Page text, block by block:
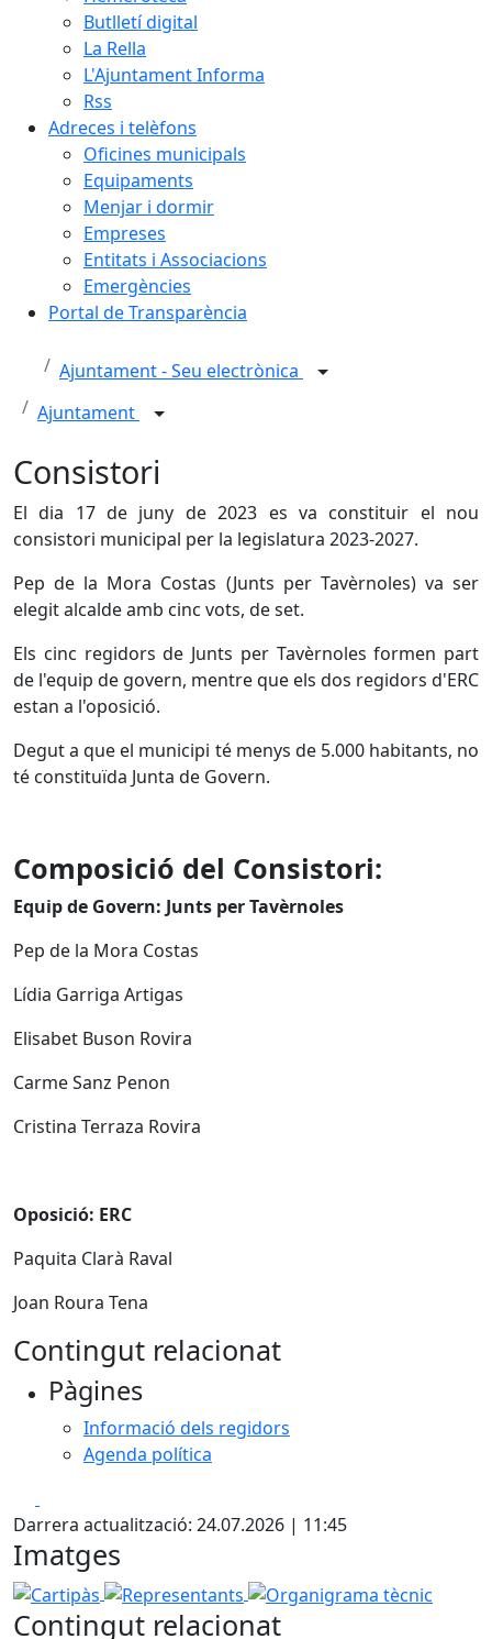
Butlletí digital
La Rella
L'Ajuntament Informa
Rss
Adreces i telèfons
Oficines municipals
Equipaments
Menjar i dormir
Empreses
Entitats i Associacions
Emergències
Portal de Transparència
Ajuntament - Seu electrònica
Ajuntament
Consistori
El dia 17 de juny de 2023 es va constituir el nou
consistori municipal per la legislatura 2023-2027.
Pep de la Mora Costas (Junts per Tavèrnoles) va ser
elegit alcalde amb cinc vots, de set.
Els cinc regidors de Junts per Tavèrnoles formen part
de l'equip de govern, mentre que els dos regidors d'ERC
estan a l'oposició.
Degut a que el municipi té menys de 5.000 habitants, no
té constituïda Junta de Govern.
Composició del Consistori:
Equip de Govern: Junts per Tavèrnoles
Pep de la Mora Costas
Lídia Garriga Artigas
Elisabet Buson Rovira
Carme Sanz Penon
Cristina Terraza Rovira
Oposició: ERC
Paquita Clarà Raval
Joan Roura Tena
Contingut relacionat
Pàgines
Informació dels regidors
Agenda política
Darrera actualització: 24.07.2026 | 11:45
Imatges
Cartipàs Representants Organigrama tècnic
Contingut relacionat